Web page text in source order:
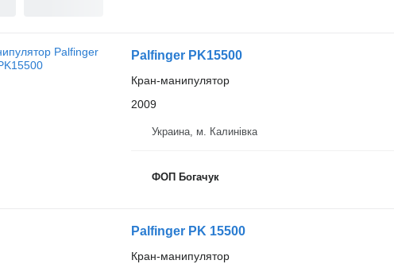
Palfinger PK15500
Кран-манипулятор
2009
Украина, м. Калинівка
ФОП Богачук
Palfinger PK 15500
Кран-манипулятор